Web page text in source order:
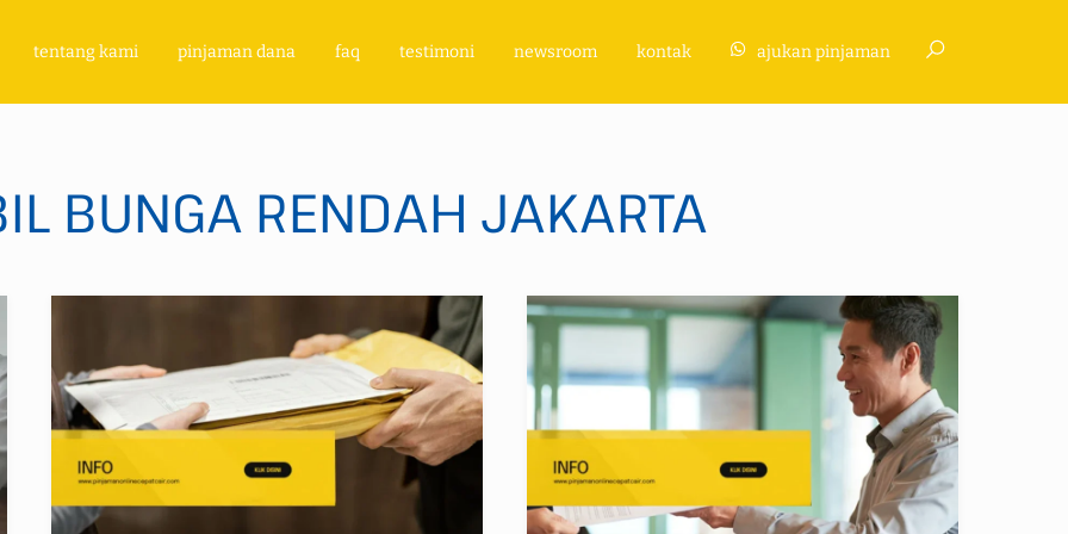
tentang kami pinjaman dana faq testimoni newsroom kontak ajukan pinjaman
BUNGA RENDAH JAKARTA